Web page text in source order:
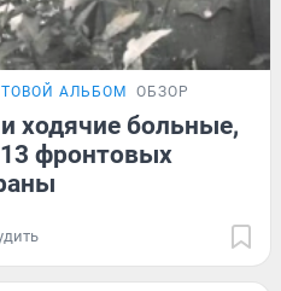
АЛЬБОМ ОБЗОР
ходячие больные,
фронтовых